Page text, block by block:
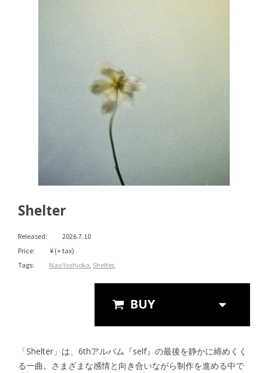
Shelter
Released:
2026.7.10
Price:
¥ (+ tax)
Tags:
Nao Yoshioka Shelter,
「Shelter」は、6thアルバム『self』の最後を静かに締めくく
る一曲。さまざまな感情と向き合いながら制作を進める中で